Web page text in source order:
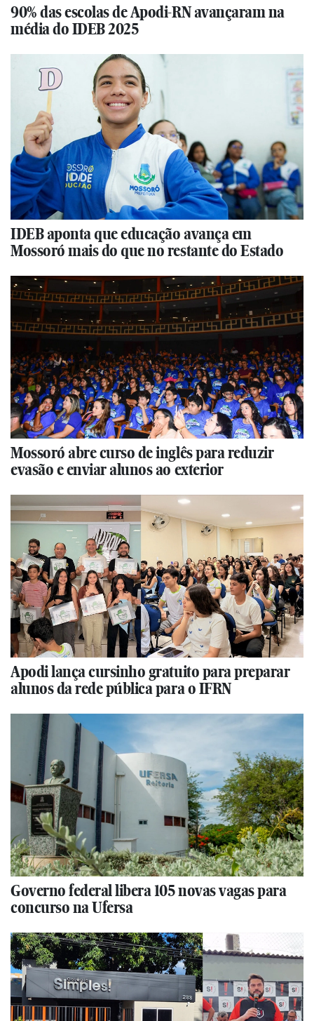
90% das escolas de Apodi-RN avançaram na
média do IDEB 2025
IDEB aponta que educação avança em
Mossoró mais do que no restante do Estado
Mossoró abre curso de inglês para reduzir
evasão e enviar alunos ao exterior
Apodi lança cursinho gratuito para preparar
alunos da rede pública para o IFRN
Governo federal libera 105 novas vagas para
concurso na Ufersa